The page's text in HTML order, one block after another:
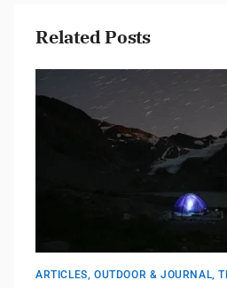
Related Posts
ARTICLES,OUTDOOR & JOURNAL,